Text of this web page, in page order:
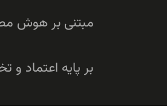
مبتنی بر هوش
بر پایه اعتماد